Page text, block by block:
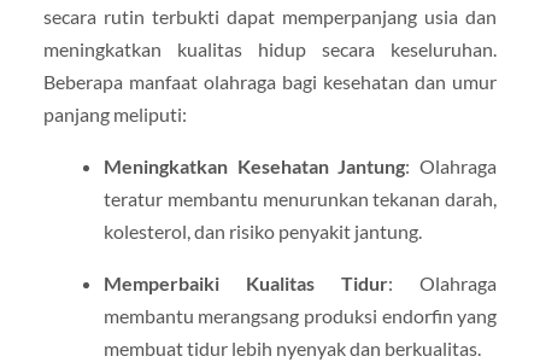
secara rutin terbukti dapat memperpanjang usia dan
meningkatkan kualitas hidup secara keseluruhan.
Beberapa manfaat olahraga bagi kesehatan dan umur
panjang meliputi:
Meningkatkan Kesehatan Jantung: Olahraga
teratur membantu menurunkan tekanan darah,
kolesterol, dan risiko penyakit jantung.
Memperbaiki Kualitas Tidur: Olahraga
membantu merangsang produksi endorfin yang
membuat tidur lebih nyenyak dan berkualitas.